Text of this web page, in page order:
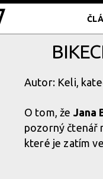
Autor: Keli,
O tom, že Jana
pozorný čtenář
které je zatím